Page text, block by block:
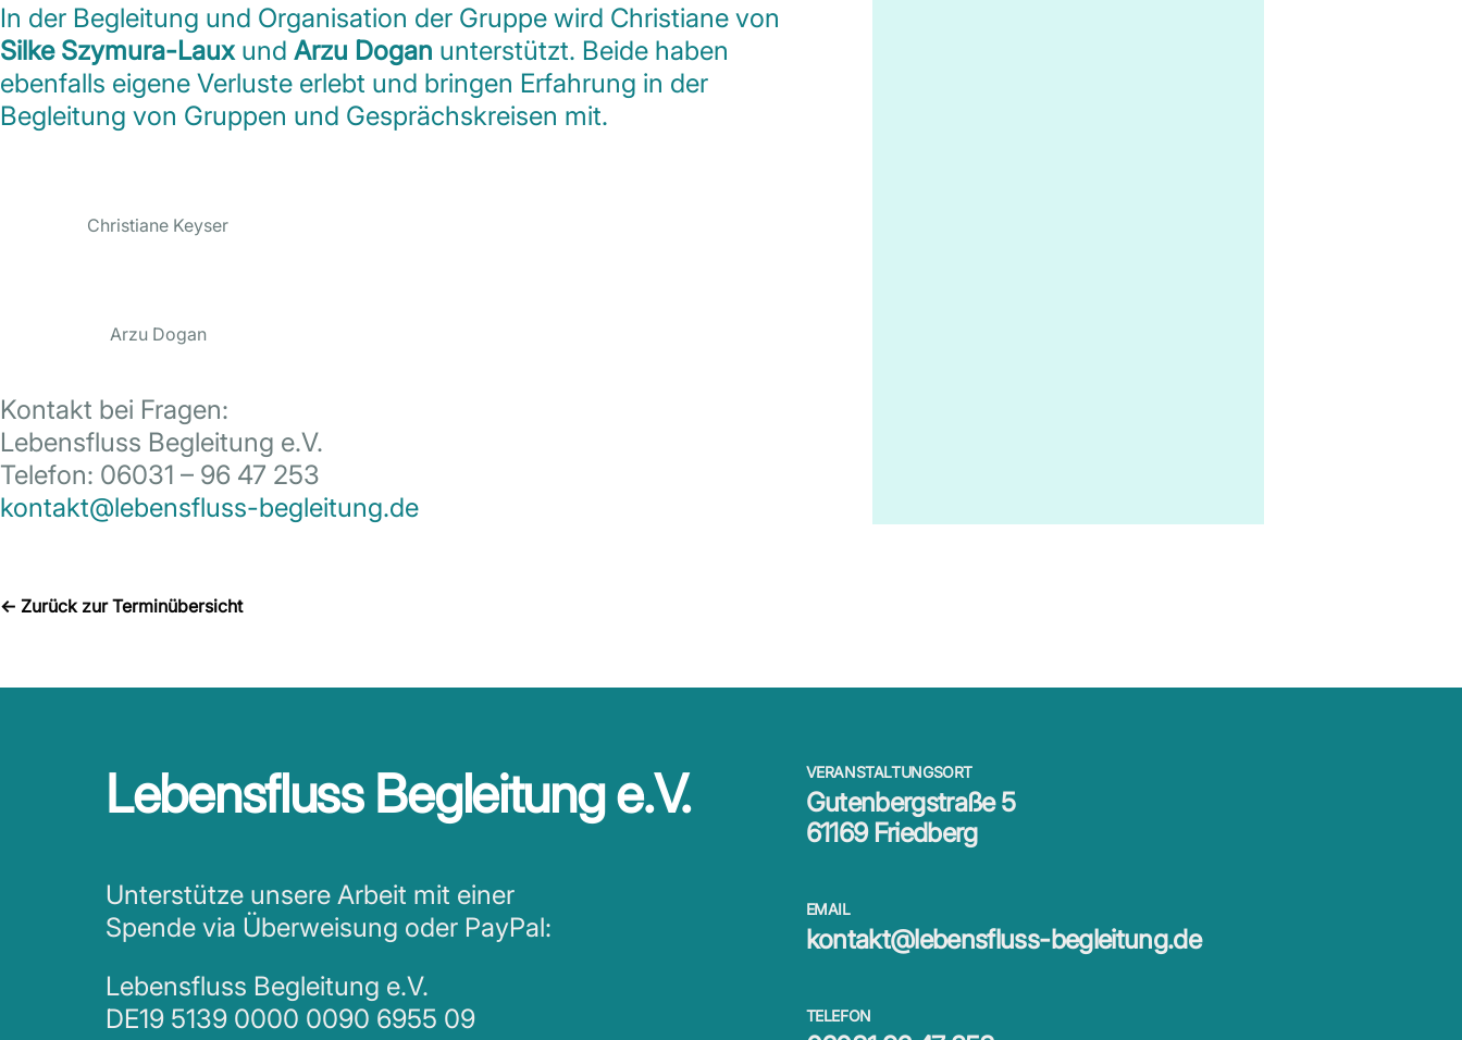
In der Begleitung und Organisation der Gruppe wird Christiane von
Silke Szymura-Laux und Arzu Dogan unterstützt. Beide haben
ebenfalls eigene Verluste erlebt und bringen Erfahrung in der
Begleitung von Gruppen und Gesprächskreisen mit.
Christiane Keyser
Arzu Dogan
Kontakt bei Fragen:
Lebensfluss Begleitung e.V.
Telefon: 06031 – 96 47 253
kontakt@lebensfluss-begleitung.de
← Zurück zur Terminübersicht
Lebensfluss Begleitung e.V.
Unterstütze unsere Arbeit mit einer
Spende via Überweisung oder PayPal:
Lebensfluss Begleitung e.V.
DE19 5139 0000 0090 6955 09
VERANSTALTUNGSORT
Gutenbergstraße 5
61169 Friedberg
EMAIL
kontakt@lebensfluss-begleitung.de
TELEFON